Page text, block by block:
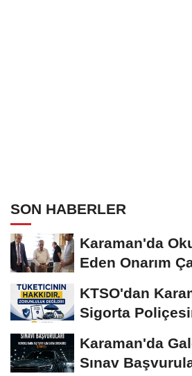
SON HABERLER
Karaman'da
Eden Onarım
KTSO'dan
Sigorta
Karaman'da
Sınav